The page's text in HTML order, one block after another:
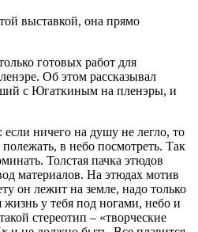
выставкой, она прямо
готовых работ для
Об этом рассказывал
с Югаткиным на пленэры, и
ничего на душу не легло, то
в небо посмотреть. Так
Толстая пачка этюдов
материалов. На этюдах мотив
он лежит на земле, надо только
жизнь у тебя под ногами, небо и
стереотип – «творческие